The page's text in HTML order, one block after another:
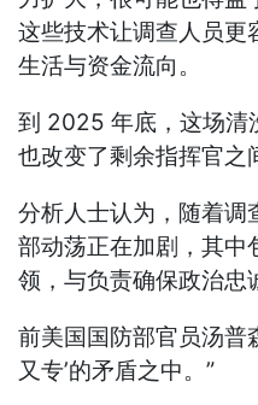
这些技术让调查人员更
生活与资金流向。
到 2025 年底，这场清
也改变了剩余指挥官之
分析人士认为，随着调
部动荡正在加剧，其中
领，与负责确保政治忠
前美国国防部官员汤普
又专’的矛盾之中。”